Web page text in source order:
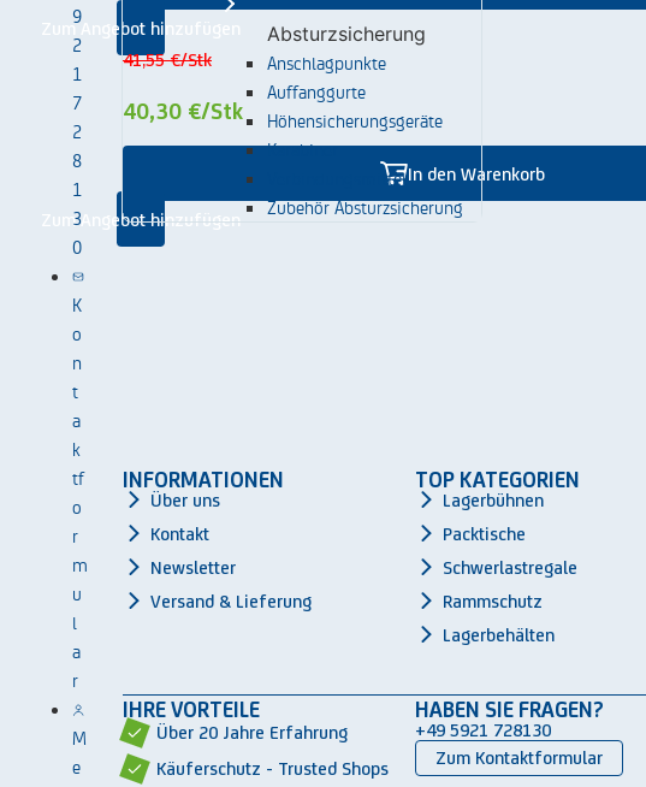
Absturzsicherung
Anschlagpunkte
Auffanggurte
Höhensicherungsgeräte
Karabiner
Verbindungsmittel
Zubehör Absturzsicherung
Zum Angebot hinzufügen
41,55 €/Stk
40,30 €/Stk
In den Warenkorb
Zum Angebot hinzufügen
INFORMATIONEN
Über uns
Kontakt
Newsletter
Versand & Lieferung
TOP KATEGORIEN
Lagerbühnen
Packtische
Schwerlastregale
Rammschutz
Lagerbehälten
IHRE VORTEILE
Über 20 Jahre Erfahrung
Käuferschutz - Trusted Shops
HABEN SIE FRAGEN?
+49 5921 728130
Zum Kontaktformular
9
2
1
7
2
8
1
3
0
K
o
n
t
a
k
tf
o
r
m
u
l
a
r
M
e